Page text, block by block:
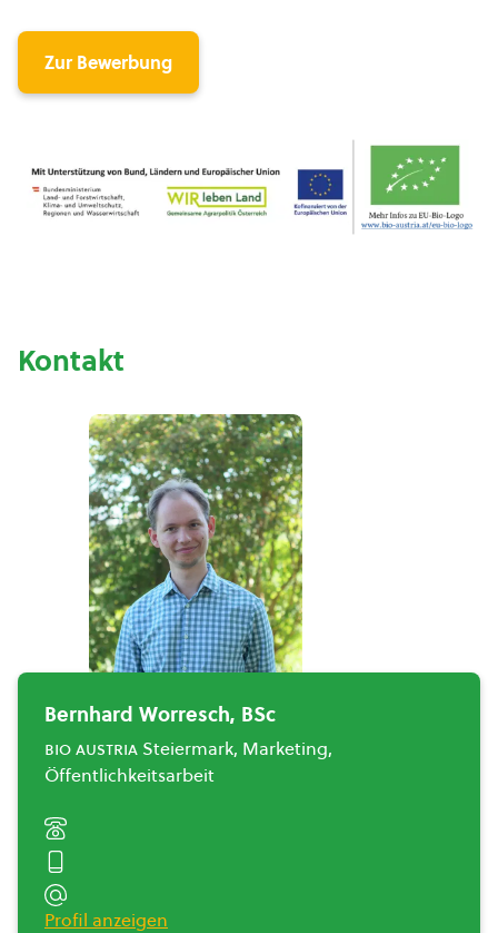
Zur Bewerbung
Kontakt
Bernhard Worresch, BSc
bio austria Steiermark, Marketing,
Öffentlichkeitsarbeit
Profil anzeigen